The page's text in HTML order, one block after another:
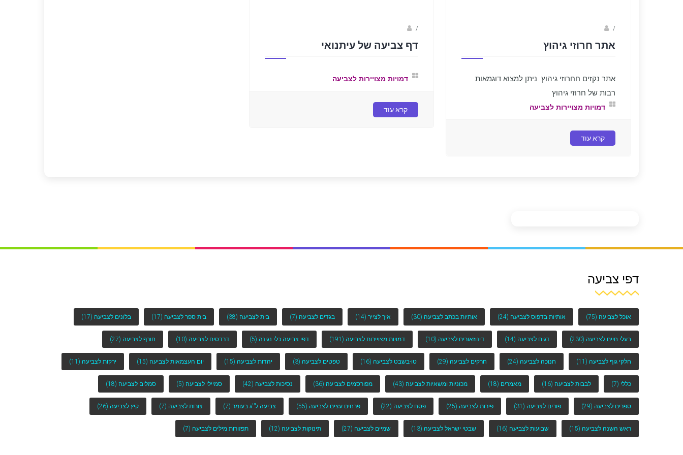
/
אתר חרוזי גיהוץ
אתר נקזים חחרוזי גיהוץ. ניתן למצוא דוגמאות
רבות של חרוזי גיהוץ
דמויות מצויירות לצביעה
קרא עוד
/
דף צביעה של עיתנואי
דמויות מצויירות לצביעה
קרא עוד
דפי צביעה
אוכל לצביעה (75) אותיות בדפוס לצביעה (24) אותיות בכתב לצביעה (30) איך לצייר (14) בגדים לצביעה (7) בית לצביעה (38) בית ספר לצביעה (17) בלונים לצביעה (17)
בעלי חיים לצביעה (230) דגים לצביעה (14) דינוזאורים לצביעה (10) דמויות מצויירות לצביעה (191) דפי צביעה כלי נגינה (5) דרדסים לצביעה (10) חורף לצביעה (27)
חלקי גוף לצביעה (11) חנוכה לצביעה (24) חרקים לצביעה (29) טו-בשבט לצביעה (16) טפטים לצביעה (3) יהדות לצביעה (15) יום העצמאות לצביעה (15) ירקות לצביעה (11)
כללי (7) לבבות לצביעה (16) מאמרים (18) מכוניות ומשאיות לצביעה (43) מפורסמים לצביעה (36) נסיכות לצביעה (42) סמיילי לצביעה (5) סמלים לצביעה (18)
ספרים לצביעה (29) פורים לצביעה (31) פירות לצביעה (25) פסח לצביעה (22) פרחים עצים לצביעה (55) צביעה ל''ג בעומר (7) צורות לצביעה (7) קיץ לצביעה (26)
ראש השנה לצביעה (15) שבועות לצביעה (16) שבטי ישראל לצביעה (13) שמיים לצביעה (27) תינוקות לצביעה (12) תפזורות מילים לצביעה (7)